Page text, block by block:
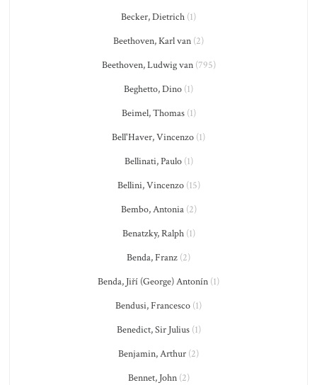
Becker, Dietrich (1)
Beethoven, Karl van (2)
Beethoven, Ludwig van(795)
Beghetto, Dino (1)
Beimel, Thomas(1)
Bell'Haver, Vincenzo (1)
Bellinati, Paulo(1)
Bellini, Vincenzo(15)
Bembo, Antonia(2)
Benatzky, Ralph(1)
Benda, Franz (2)
Benda, Jiří (George) Antonín (1)
Bendusi, Francesco (1)
Benedict, Sir Julius(1)
Benjamin, Arthur (2)
Bennet, John(2)